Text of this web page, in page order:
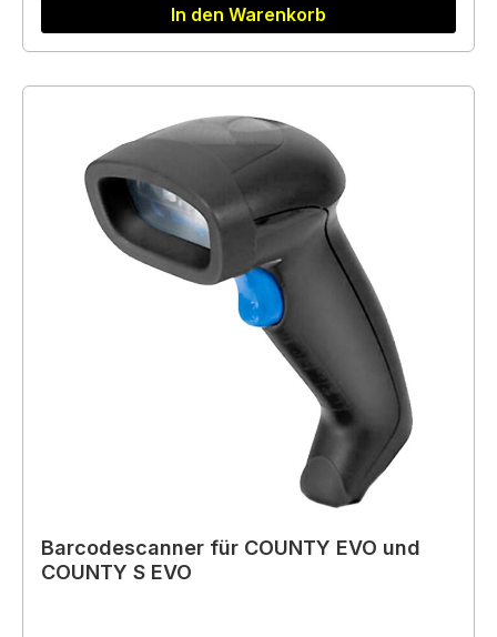
In den Warenkorb
Barcodescanner für COUNTY EVO und
COUNTY S EVO